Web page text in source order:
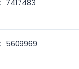
7417483
5609969